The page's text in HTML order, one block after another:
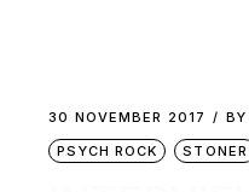
30 NOVEMBER 2017 BY
PSYCH ROCK
STONER